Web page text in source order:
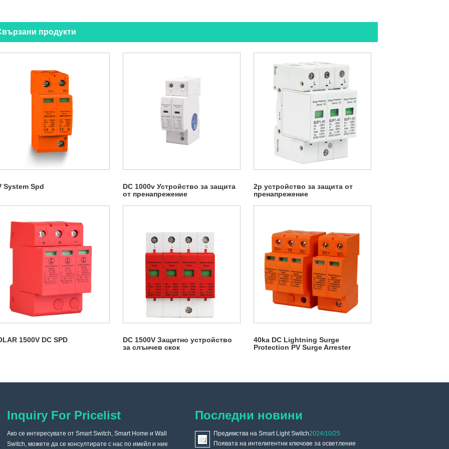
продукти
System Spd
DC 1000v Устройство за защита
от пренапрежение
2p устройство за защита от
пренапрежение
1500V DC SPD
DC 1500V Защитно устройство
за слънчев скок
40ka DC Lightning Surge
Protection PV Surge Arrester
Inquiry For Pricelist
Ако се интересувате от Smart Switch, Smart Home и Wall
Switch, можете да се консултирате с нас по имейл и ние
Последни новини
Когато домът ми е ремонтиран, защо не инсталирах
обикновен превключвател, а избрах интелигентен
Предимства на Smart Light Switch2024/10/25
Появата на интелигентни ключове за осветление